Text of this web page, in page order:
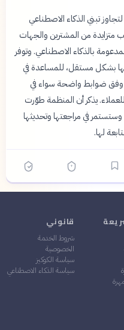
تبني الذكاء الاصطناعي
متزايدة من المشترين والجهات
بالذكاء الاصطناعي. وتوفر
بشكل مستقل، للمساعدة في
وفق ضوابط واضحة سواء في
يذكر أن المنظمة طوّرت
في مراجعتها وتحديثها
لها.
قانوني
شروط الخدمة
الخصوصية
سياسة الكوكيز
سياسة الذكاء الاصطناعي